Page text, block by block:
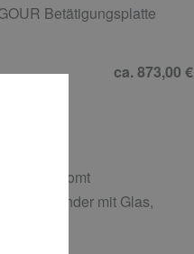
Betätigungsplatte
ca. 873,00 €
verchromt
mit Glas,